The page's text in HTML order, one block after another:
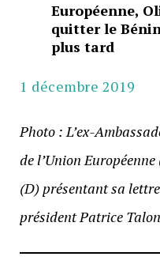
Européenne,
quitter le
plus tard
1 décembre 2019
Photo : L’ex-
de l’Union
(D) présentant sa
président Patrice